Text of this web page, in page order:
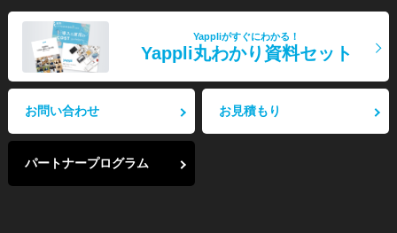
Yappliがすぐにわかる！
Yappli丸わかり資料セット
お問い合わせ お見積もり
パートナープログラム